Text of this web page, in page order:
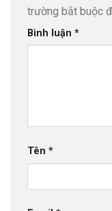
trường bắt buộc
Bình luận *
Tên *